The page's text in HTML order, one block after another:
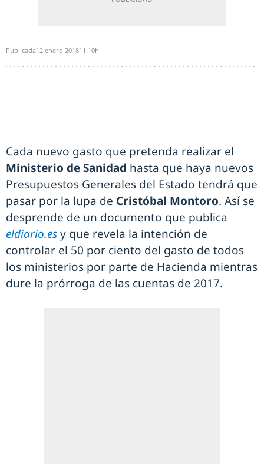
Publicada12 enero 201811:10h
Cada nuevo gasto que pretenda realizar el
Ministerio de Sanidad hasta que haya nuevos
Presupuestos Generales del Estado tendrá que
pasar por la lupa de Cristóbal Montoro. Así se
desprende de un documento que publica
eldiario.esy que revela la intención de
controlar el 50 por ciento del gasto de todos
los ministerios por parte de Hacienda mientras
dure la prórroga de las cuentas de 2017.